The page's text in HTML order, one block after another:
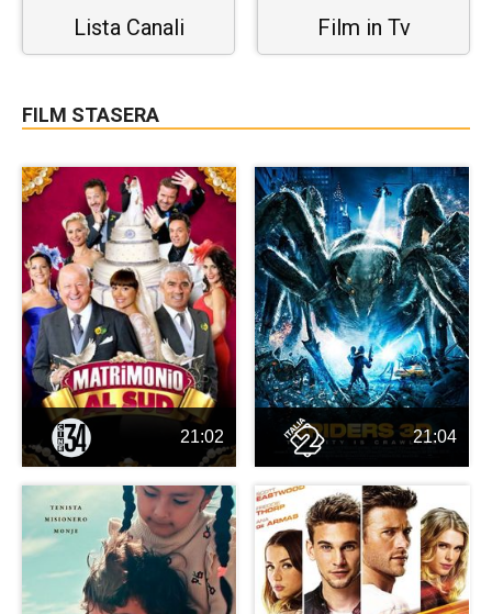
Lista Canali Film in Tv
FILM STASERA
21:02 21:04